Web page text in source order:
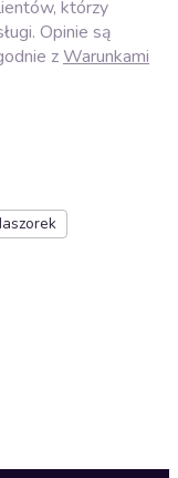
którzy
Opinie są
zWarunkami